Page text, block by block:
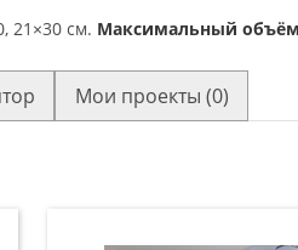
21×30 см. Максимальный объём
Мои проекты (0)